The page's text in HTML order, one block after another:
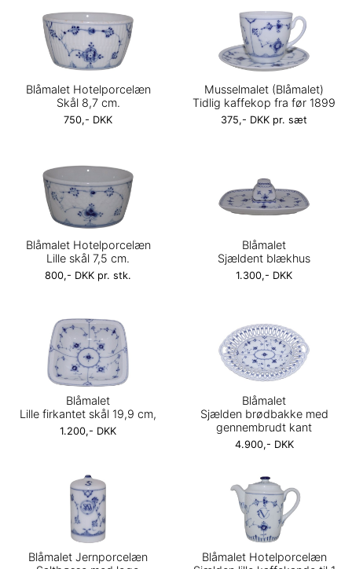
Blåmalet Hotelporcelæn
Skål 8,7 cm.
750,- DKK
Musselmalet (Blåmalet)
Tidlig kaffekop fra før 1899
375,- DKK pr. sæt
Blåmalet Hotelporcelæn
Lille skål 7,5 cm.
800,- DKK pr. stk.
Blåmalet
Sjældent blækhus
1.300,- DKK
Blåmalet
Lille firkantet skål 19,9 cm,
1.200,- DKK
Blåmalet
Sjælden brødbakke med
gennembrudt kant
4.900,- DKK
Blåmalet Jernporcelæn
Blåmalet Hotelporcelæn